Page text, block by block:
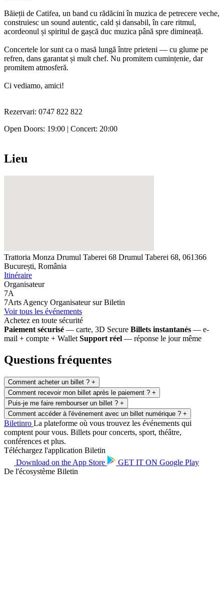
Băieții de Catifea, un band cu rădăcini în muzica de petrecere veche,
construiesc un sound autentic, cald și dansabil, în care ritmul,
acordeonul și spiritul de gașcă duc muzica până spre dimineață.
Concertele lor sunt ca o masă lungă între prieteni — cu glume pe
refren, dans garantat și mult chef. Nu promitem cumințenie, dar
promitem atmosferă.
Ci vediamo, amici!
Rezervari: 0747 822 822
Open Doors: 19:00 | Concert: 20:00
Lieu
Trattoria Monza Drumul Taberei 68 Drumul Taberei 68, 061366
București, România
Itinéraire
Organisateur
7A
7Arts Agency Organisateur sur Biletin
Voir tous les événements
Achetez en toute sécurité
Paiement sécurisé — carte, 3D Secure Billets instantanés — e-
mail + compte + Wallet Support réel — réponse le jour même
Questions fréquentes
Comment acheter un billet ? +
Comment recevoir mon billet après le paiement ? +
Puis-je me faire rembourser un billet ? +
Comment accéder à l'événement avec un billet numérique ? +
Biletinro La plateforme où vous trouvez les événements qui
comptent pour vous. Billets pour concerts, sport, théâtre,
conférences et plus.
Téléchargez l'application Biletin
Download on the App Store GET IT ON Google Play
De l'écosystème Biletin